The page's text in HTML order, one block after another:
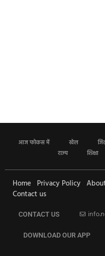
आज फोकस में खेल
राज्य
शिक्षा
Home Privacy Policy
Contact us
CONTACT US
DOWNLOAD OUR APP